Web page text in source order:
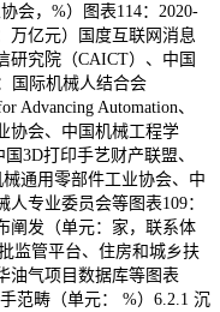
会，%）图表114：2020-
万亿元）国度互联网消息
研究院（CAICT）、中国
国际机械人结合会
Advancing Automation、
协会、中国机械工程学
3D打印手艺财产联盟、
通用零部件工业协会、中
专业委员会等图表109：
阐发（单元：家，联系体
监管平台、住房和城乡扶
油气项目数据库等图表
范畴（单元： %）6.2.1 沉